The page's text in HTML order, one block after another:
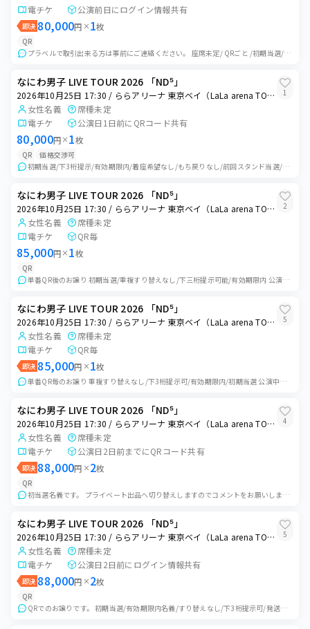
電チケ
公演前日にログイン情報共有
即決 80,000円 × 1枚
QR
プラベルで取引出来る方は事前にご連絡ください。 座席未定/ QRごと /初期当選/重複・すり替えなし/有効期限内/クレカ決済(同一クレカ決済なし)/下3桁提示...
なにわ男子 LIVE TOUR 2026 「ND⁵」
2026年10月25日 17:30 / ららアリーナ 東京ベイ（LaLa arena TOKYO-BAY） 1
女性名義
席種未定
電チケ
公演日1日前にQRコード共有
80,000円 × 1枚
QR
価格交渉可
初期当選/下3桁提示/有効期限内/着座希望なし/もち戻りなし/前回スタンド当選/チケットホルダー登録済 公演前日にログイン情報お知らせいたします 同意チェッ...
なにわ男子 LIVE TOUR 2026 「ND⁵」
2026年10月25日 17:30 / ららアリーナ 東京ベイ（LaLa arena TOKYO-BAY） 2
女性名義
席種未定
電チケ
QR毎
85,000円 × 1枚
QR
単番QR後のお譲り 初期当選/重複すり替えなし/下三桁提示可能/有効期限内 公演中止以外のいかなる場合でもキャンセル返金対応不可です。
なにわ男子 LIVE TOUR 2026 「ND⁵」
2026年10月25日 17:30 / ららアリーナ 東京ベイ（LaLa arena TOKYO-BAY） 5
女性名義
席種未定
電チケ
QR毎
即決 85,000円 × 1枚
単番QR毎のお譲り 重複すり替えなし/下3桁提示可/有効期限内/初期当選 公演中止以外のいかなる場合でもキャンセル返金対応不可です。
なにわ男子 LIVE TOUR 2026 「ND⁵」
2026年10月25日 17:30 / ららアリーナ 東京ベイ（LaLa arena TOKYO-BAY） 4
女性名義
席種未定
電チケ
公演日2日前までにQRコード共有
即決 88,000円 × 2枚
QR
初当選名義です。 プライベート出品へ切り替えしますのでコメントをお願いします。 QR毎/初期当選/着席ブロック希望なし/重複すり替えなし/下3桁提示可/有効期...
なにわ男子 LIVE TOUR 2026 「ND⁵」
2026年10月25日 17:30 / ららアリーナ 東京ベイ（LaLa arena TOKYO-BAY） 5
女性名義
席種未定
電チケ
公演日2日前にログイン情報共有
即決 88,000円 × 2枚
QR
QRでのお譲りです。 初期当選/有効期限内名義/すり替えなし/下3桁提示可/発送物戻りなし/エラー歴なし 公演日2日前にログイン情報をお伝えいたします。 入...